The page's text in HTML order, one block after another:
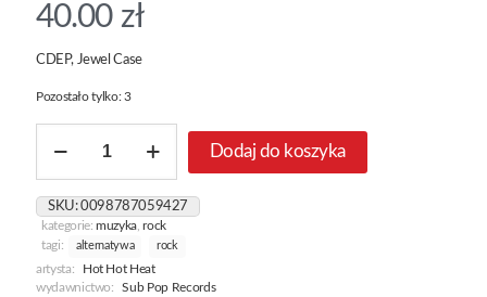
40.00 zł
CDEP, Jewel Case
Pozostało tylko: 3
Knock
Knock
Dodaj do koszyka
SKU:0098787059427
kategorie:muzyka,rock
tagi:
alternatywa rock
artysta:
Hot Hot Heat
wydawnictwo:
Sub Pop Records